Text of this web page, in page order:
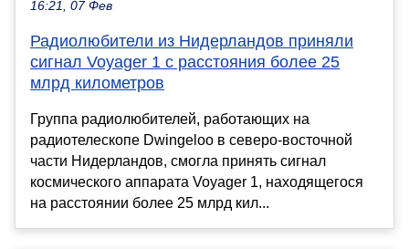
16:21, 07 Фев
Радиолюбители из Нидерландов приняли
сигнал Voyager 1 с расстояния более 25
млрд километров
Группа радиолюбителей, работающих на
радиотелескопе Dwingeloo в северо-восточной
части Нидерландов, смогла принять сигнал
космического аппарата Voyager 1, находящегося
на расстоянии более 25 млрд кил...